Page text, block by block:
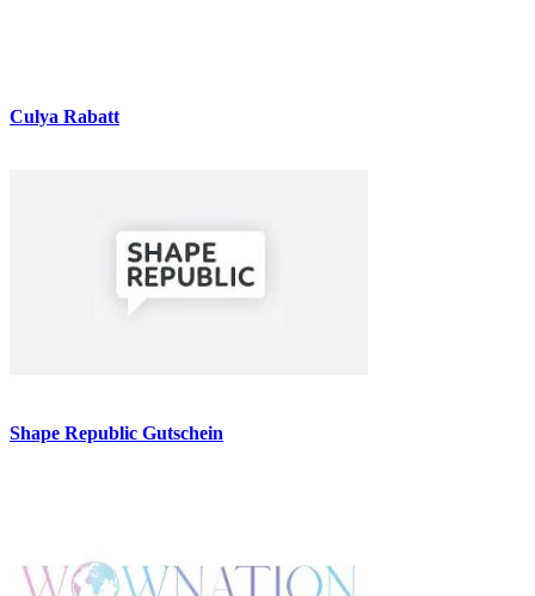
Culya Rabatt
Shape Republic Gutschein